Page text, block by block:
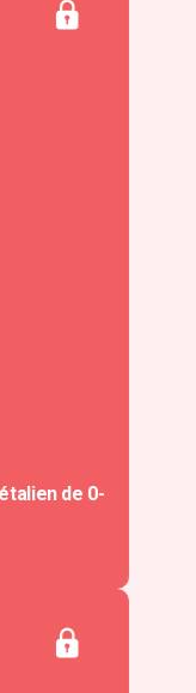
de 0-